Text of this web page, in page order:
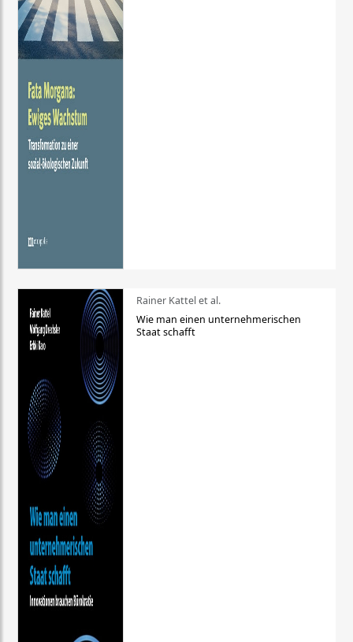
Rainer Kattel et al.
Wie man einen unternehmerischen
Staat schafft